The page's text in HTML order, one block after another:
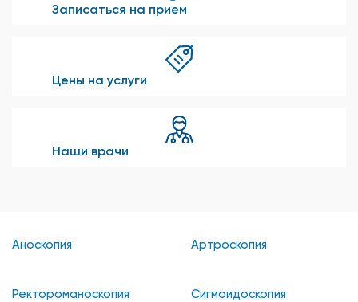
Записаться на прием
Цены на услуги
Наши врачи
Аноскопия Артроскопия
Ректороманоскопия Сигмоидоскопия